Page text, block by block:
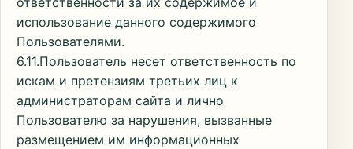
использование данного содержимого
Пользователями.
6.11.Пользователь несет ответственность по
искам и претензиям третьих лиц к
администраторам сайта и лично
Пользователю за нарушения, вызванные
размещением им информационных